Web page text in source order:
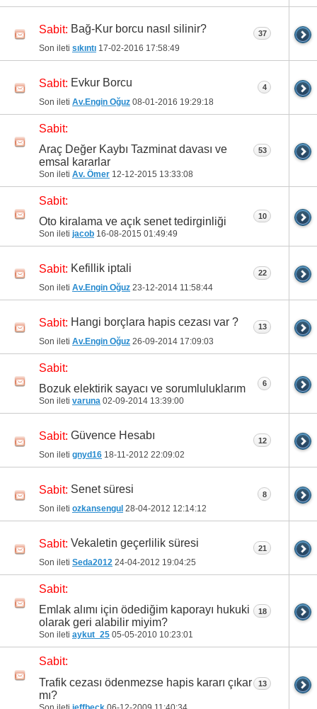
Sabit: Bağ-Kur borcu nasıl silinir?
Son ileti sıkıntı 17-02-2016 17:58:49
37
Sabit: Evkur Borcu
Son ileti Av.Engin Oğuz 08-01-2016 19:29:18
4
Sabit:
Araç Değer Kaybı Tazminat davası ve
emsal kararlar
Son ileti Av. Ömer 12-12-2015 13:33:08
53
Sabit:
Oto kiralama ve açık senet tedirginliği
Son ileti jacob 16-08-2015 01:49:49
10
Sabit: Kefillik iptali
Son ileti Av.Engin Oğuz 23-12-2014 11:58:44
22
Sabit: Hangi borçlara hapis cezası var ?
Son ileti Av.Engin Oğuz 26-09-2014 17:09:03
13
Sabit:
Bozuk elektirik sayacı ve sorumluluklarım
Son ileti varuna 02-09-2014 13:39:00
6
Sabit: Güvence Hesabı
Son ileti gnyd16 18-11-2012 22:09:02
12
Sabit: Senet süresi
Son ileti ozkansengul 28-04-2012 12:14:12
8
Sabit: Vekaletin geçerlilik süresi
Son ileti Seda2012 24-04-2012 19:04:25
21
Sabit:
Emlak alımı için ödediğim kaporayı hukuki
olarak geri alabilir miyim?
Son ileti aykut_25 05-05-2010 10:23:01
18
Sabit:
Trafik cezası ödenmezse hapis kararı çıkar
mı?
13